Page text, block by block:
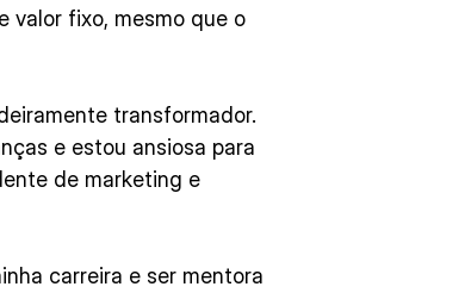
valor fixo, mesmo que o
transformador.
e estou ansiosa para
de marketing e
carreira e ser mentora